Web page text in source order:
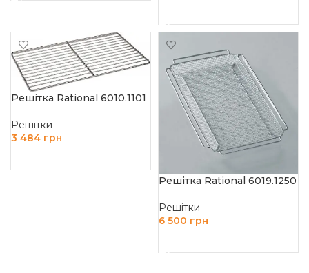
Решітка Rational 6010.1101
Решітки
3 484 грн
Решітка Rational 6019.1250
Решітки
6 500 грн